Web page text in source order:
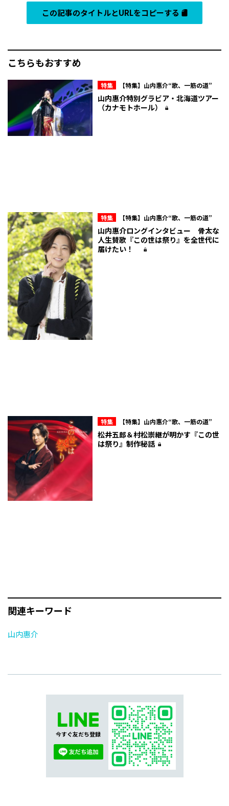
この記事のタイトルとURLをコピーする
こちらもおすすめ
特集 【特集】山内惠介“歌、一筋の道”
山内惠介特別グラビア・北海道ツアー
（カナモトホール）
特集 【特集】山内惠介“歌、一筋の道”
山内惠介ロングインタビュー 骨太な
人生賛歌『この世は祭り』を全世代に
届けたい！
特集 【特集】山内惠介“歌、一筋の道”
松井五郎＆村松崇継が明かす『この世
は祭り』制作秘話
関連キーワード
山内惠介
今すぐ友だち登録